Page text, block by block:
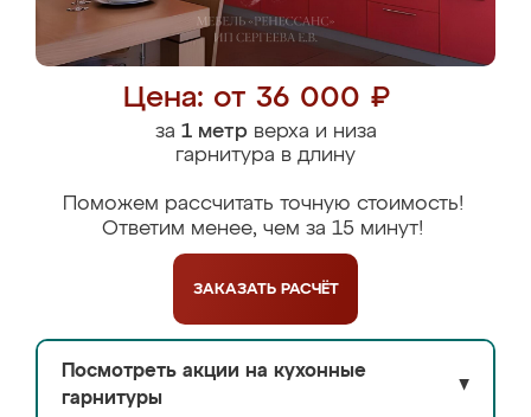
Цена: от 36 000 ₽
за 1 метрверха и низа
гарнитура в длину
Поможем рассчитать точную стоимость!
Ответим менее, чем за 15 минут!
ЗАКАЗАТЬ РАСЧЁТ
Посмотреть акции на кухонные
гарнитуры
▼